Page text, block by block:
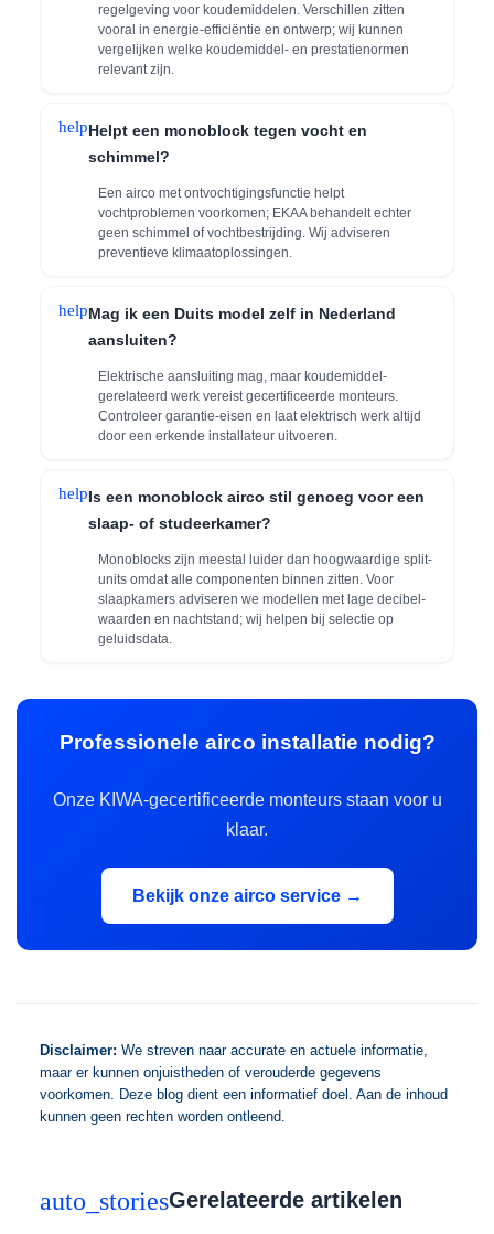
regelgeving voor koudemiddelen. Verschillen zitten
vooral in energie-efficiëntie en ontwerp; wij kunnen
vergelijken welke koudemiddel- en prestatienormen
relevant zijn.
helpHelpt een monoblock tegen vocht en
schimmel?
Een airco met ontvochtigingsfunctie helpt
vochtproblemen voorkomen; EKAA behandelt echter
geen schimmel of vochtbestrijding. Wij adviseren
preventieve klimaatoplossingen.
helpMag ik een Duits model zelf in Nederland
aansluiten?
Elektrische aansluiting mag, maar koudemiddel-
gerelateerd werk vereist gecertificeerde monteurs.
Controleer garantie-eisen en laat elektrisch werk altijd
door een erkende installateur uitvoeren.
helpIs een monoblock airco stil genoeg voor een
slaap- of studeerkamer?
Monoblocks zijn meestal luider dan hoogwaardige split-
units omdat alle componenten binnen zitten. Voor
slaapkamers adviseren we modellen met lage decibel-
waarden en nachtstand; wij helpen bij selectie op
geluidsdata.
Professionele airco installatie nodig?
Onze KIWA-gecertificeerde monteurs staan voor u
klaar.
Bekijk onze airco service →
Disclaimer: We streven naar accurate en actuele informatie,
maar er kunnen onjuistheden of verouderde gegevens
voorkomen. Deze blog dient een informatief doel. Aan de inhoud
kunnen geen rechten worden ontleend.
auto_storiesGerelateerde artikelen